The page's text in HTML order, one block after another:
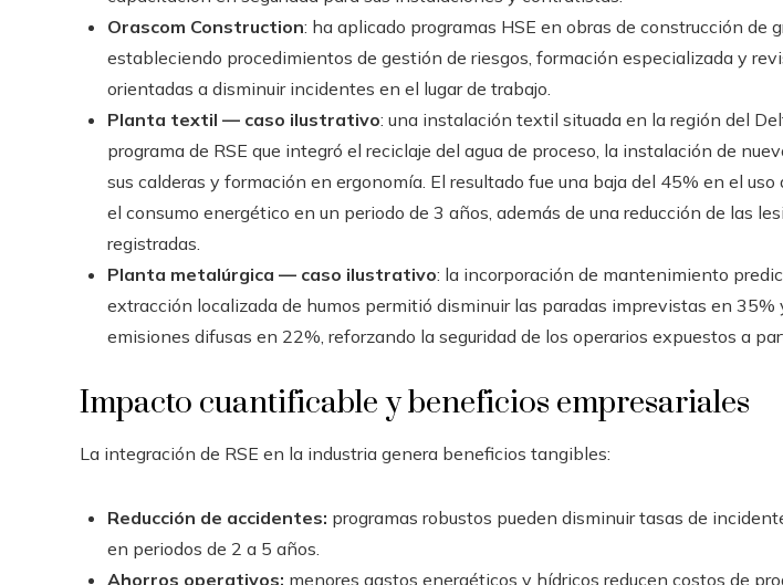
Orascom Construction: ha aplicado programas HSE en obras de construcción de
estableciendo procedimientos de gestión de riesgos, formación especializada y
orientadas a disminuir incidentes en el lugar de trabajo.
Planta textil — caso ilustrativo: una instalación textil situada en la región del
programa de RSE que integró el reciclaje del agua de proceso, la instalación de
sus calderas y formación en ergonomía. El resultado fue una baja del 45% en el uso
el consumo energético en un periodo de 3 años, además de una reducción de las
registradas.
Planta metalúrgica — caso ilustrativo: la incorporación de mantenimiento
extracción localizada de humos permitió disminuir las paradas imprevistas en 35%
emisiones difusas en 22%, reforzando la seguridad de los operarios expuestos a
Impacto cuantificable y beneficios empresariales
La integración de RSE en la industria genera beneficios tangibles:
Reducción de accidentes: programas robustos pueden disminuir tasas de
en periodos de 2 a 5 años.
Ahorros operativos: menores gastos energéticos y hídricos reducen costos de